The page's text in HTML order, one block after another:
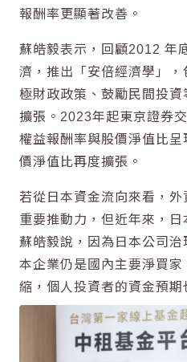
報酬率更顯著改善。
蘇皓毅表示，回顧2012 年
濟，推出「安倍經濟學」
極財政政策、鼓勵民間投
擴張。2023年起東京證券
權益報酬率與股價淨值比
價淨值比再度擴張。
若從日本資金流向來看，
重要推動力，但近年來，日
蘇皓毅說，因為日本公司治
本企業仍是國內主要淨買
縮，個人投資者的資金預期